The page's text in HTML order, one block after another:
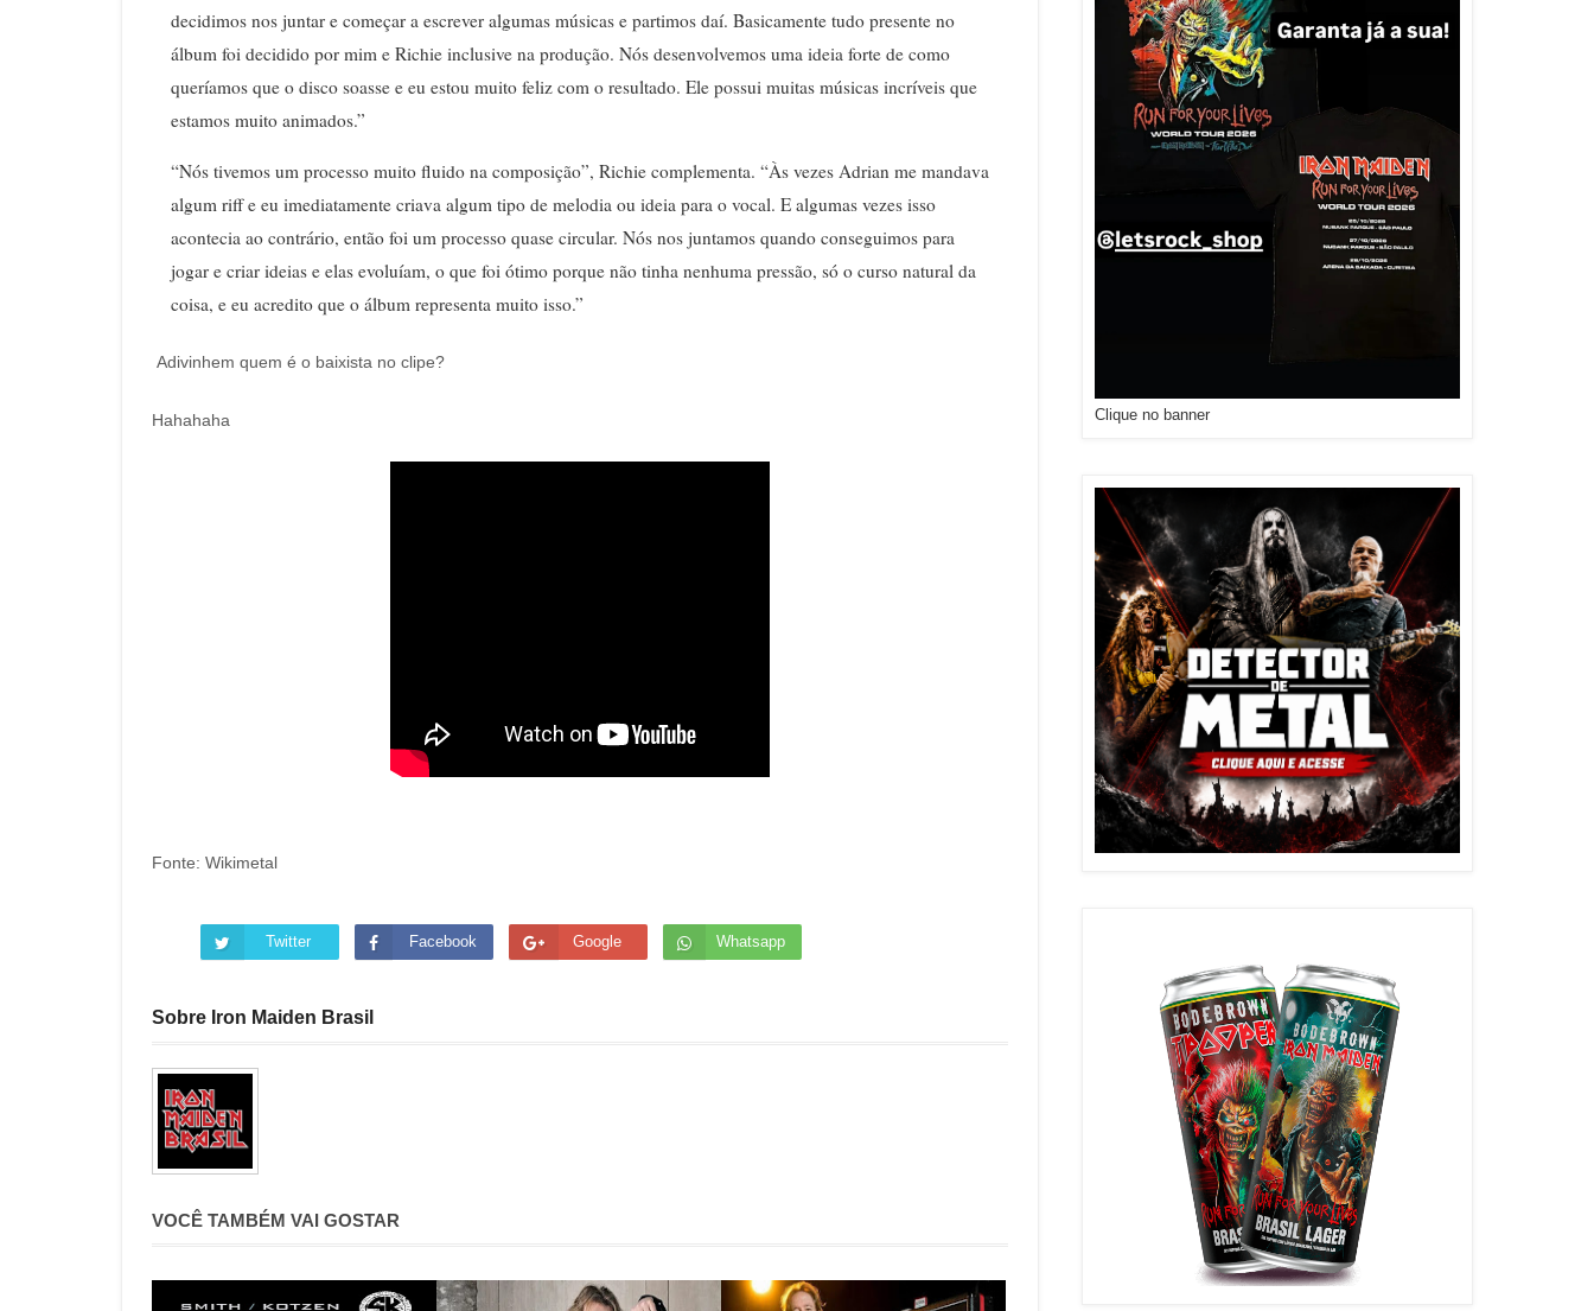
decidimos nos juntar e começar a escrever algumas músicas e partimos daí. Basicamente tudo presente no
álbum foi decidido por mim e Richie inclusive na produção. Nós desenvolvemos uma ideia forte de como
queríamos que o disco soasse e eu estou muito feliz com o resultado. Ele possui muitas músicas incríveis que
estamos muito animados.”
“Nós tivemos um processo muito fluido na composição”, Richie complementa. “Às vezes Adrian me mandava
algum riff e eu imediatamente criava algum tipo de melodia ou ideia para o vocal. E algumas vezes isso
acontecia ao contrário, então foi um processo quase circular. Nós nos juntamos quando conseguimos para
jogar e criar ideias e elas evoluíam, o que foi ótimo porque não tinha nenhuma pressão, só o curso natural da
coisa, e eu acredito que o álbum representa muito isso.”
Adivinhem quem é o baixista no clipe?
Hahahaha
Fonte: Wikimetal
Twitter Facebook Google Whatsapp
Sobre Iron Maiden Brasil
VOCÊ TAMBÉM VAI GOSTAR
Clique no banner